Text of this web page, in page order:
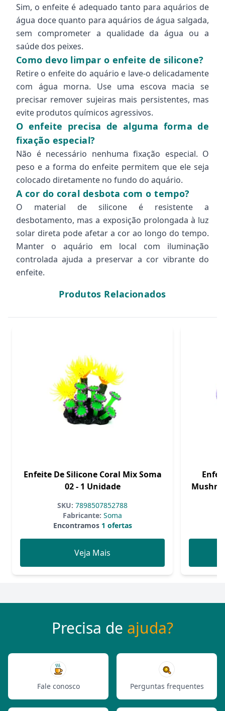
Sim, o enfeite é adequado tanto para aquários de
água doce quanto para aquários de água salgada,
sem comprometer a qualidade da água ou a
saúde dos peixes.
Como devo limpar o enfeite de silicone?
Retire o enfeite do aquário e lave-o delicadamente
com água morna. Use uma escova macia se
precisar remover sujeiras mais persistentes, mas
evite produtos químicos agressivos.
O enfeite precisa de alguma forma de
fixação especial?
Não é necessário nenhuma fixação especial. O
peso e a forma do enfeite permitem que ele seja
colocado diretamente no fundo do aquário.
A cor do coral desbota com o tempo?
O material de silicone é resistente a
desbotamento, mas a exposição prolongada à luz
solar direta pode afetar a cor ao longo do tempo.
Manter o aquário em local com iluminação
controlada ajuda a preservar a cor vibrante do
enfeite.
Produtos Relacionados
Enfeite De Silicone Coral Mix Soma
02 - 1 Unidade
SKU: 7898507852788
Fabricante: Soma
Encontramos1 ofertas
Veja Mais
Precisa de ajuda?
Fale conosco Perguntas frequentes